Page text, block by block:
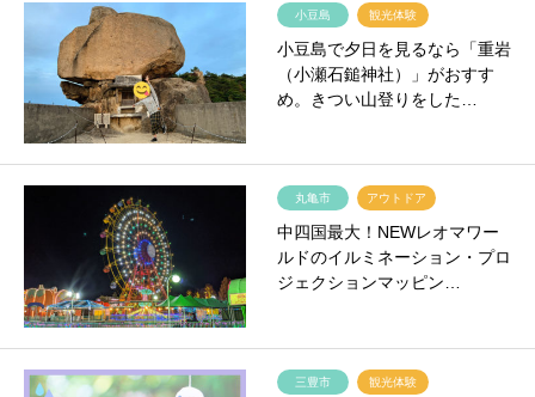
小豆島 観光体験
小豆島で夕日を見るなら「重岩
（小瀬石鎚神社）」がおすす
め。きつい山登りをした…
丸亀市 アウトドア
中四国最大！NEWレオマワー
ルドのイルミネーション・プロ
ジェクションマッピン…
三豊市 観光体験